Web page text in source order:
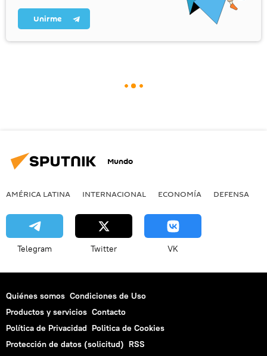
Unirme
Mundo
AMÉRICA LATINA INTERNACIONAL ECONOMÍA DEFENSA
Telegram Twitter VK
Quiénes somos Condiciones de Uso
Productos y servicios Contacto
Política de Privacidad Politica de Cookies
Protección de datos (solicitud) RSS